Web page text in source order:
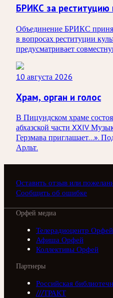
БРИКС за реституцию
Объединение БРИКС
в вопросах реституции
предусматривает
10 августа 2026
Храм, орган и голос
В Пицундском храме
абхазской части XXIV
Герзмава приглашает…».
Арльт.
Оставить отзыв или
Сообщить об ошибке
Орфей медиа
Телерадиоцентр Орфей
Афиша Орфей
Коллективы Орфей
Партнеры
Российская
///ТРАКТ